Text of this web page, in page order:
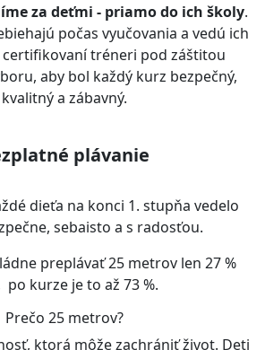
za deťmi - priamo do ich školy.
počas vyučovania a vedú ich
certifikovaní tréneri pod záštitou
aby bol každý kurz bezpečný,
kvalitný a zábavný.
plávanie
dieťa na konci 1. stupňa vedelo
sebaisto a s radosťou.
preplávať 25 metrov len 27 %
po kurze je to až 73 %.
Prečo 25 metrov?
ktorá môže zachrániť život. Deti